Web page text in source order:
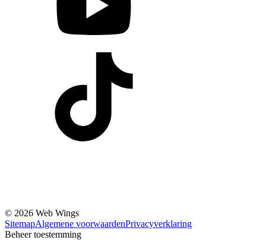
© 2026 Web Wings
SitemapAlgemene voorwaardenPrivacyverklaring
Beheer toestemming